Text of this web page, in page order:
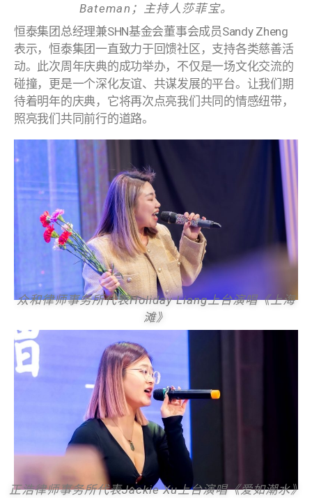
Bateman；主持人莎菲宝。
恒泰集团总经理兼SHN基金会董事会成员Sandy Zheng
表示，恒泰集团一直致力于回馈社区，支持各类慈善活
动。此次周年庆典的成功举办，不仅是一场文化交流的
碰撞，更是一个深化友谊、共谋发展的平台。让我们期
待着明年的庆典，它将再次点亮我们共同的情感纽带，
照亮我们共同前行的道路。
众和律师事务所代表Holiday Liang上台演唱《上海
滩》
正浩律师事务所代表Jackie Xu上台演唱《爱如潮水》